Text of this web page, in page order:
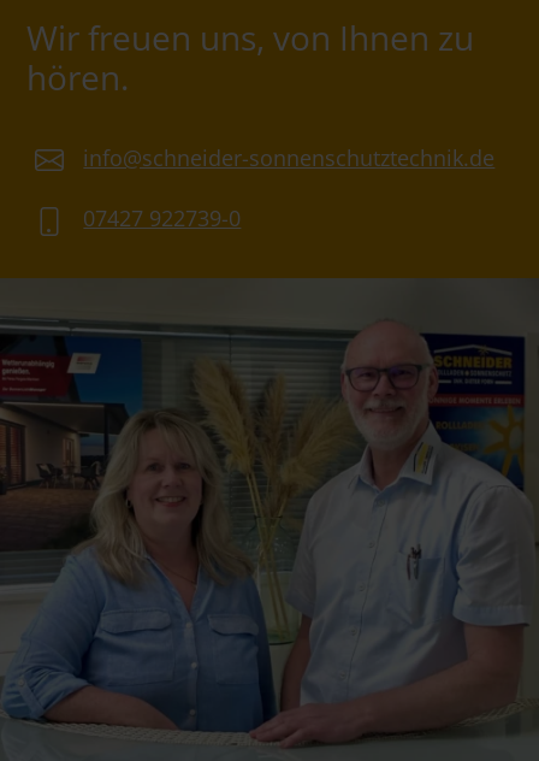
Wir freuen uns, von Ihnen zu
hören.
info@schneider-sonnenschutztechnik.de
07427 922739-0